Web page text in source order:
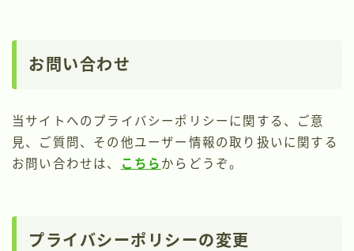
お問い合わせ
当サイトへのプライバシーポリシーに関する、ご意
見、ご質問、その他ユーザー情報の取り扱いに関する
お問い合わせは、
こちら からどうぞ。
プライバシーポリシーの変更